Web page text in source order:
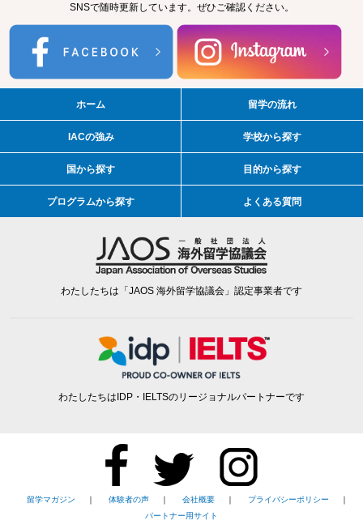
SNSで随時更新しています。ぜひご確認ください。
ホーム 留学の流れ
IACの強み 学校から探す
国から探す 目的から探す
プログラムから探す よくある質問
わたしたちは「JAOS 海外留学協議会」認定事業者です
わたしたちはIDP・IELTSのリージョナルパートナーです
留学マガジン ｜ 体験者の声 ｜ 会社概要 ｜ プライバシーポリシー
｜
パートナー用サイト